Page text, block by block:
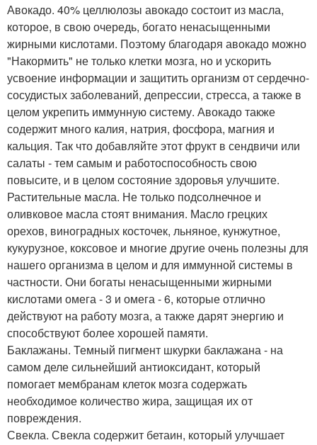
Авокадо. 40% целлюлозы авокадо состоит из масла,
которое, в свою очередь, богато ненасыщенными
жирными кислотами. Поэтому благодаря авокадо можно
"Накормить" не только клетки мозга, но и ускорить
усвоение информации и защитить организм от сердечно-
сосудистых заболеваний, депрессии, стресса, а также в
целом укрепить иммунную систему. Авокадо также
содержит много калия, натрия, фосфора, магния и
кальция. Так что добавляйте этот фрукт в сендвичи или
салаты - тем самым и работоспособность свою
повысите, и в целом состояние здоровья улучшите.
Растительные масла. Не только подсолнечное и
оливковое масла стоят внимания. Масло грецких
орехов, виноградных косточек, льняное, кунжутное,
кукурузное, коксовое и многие другие очень полезны для
нашего организма в целом и для иммунной системы в
частности. Они богаты ненасыщенными жирными
кислотами омега - 3 и омега - 6, которые отлично
действуют на работу мозга, а также дарят энергию и
способствуют более хорошей памяти.
Баклажаны. Темный пигмент шкурки баклажана - на
самом деле сильнейший антиоксидант, который
помогает мембранам клеток мозга содержать
необходимое количество жира, защищая их от
повреждения.
Свекла. Свекла содержит бетаин, который улучшает